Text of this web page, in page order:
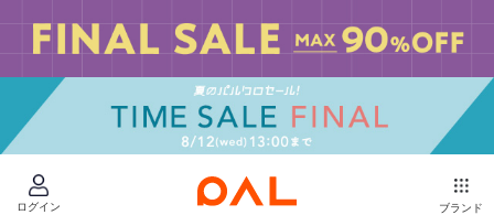
ログイン ブランド